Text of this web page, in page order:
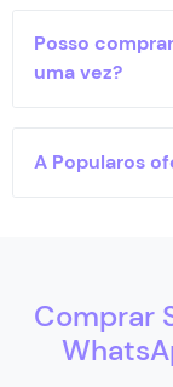
Sim. Além dos
permite
Posso
uma vez?
Sim. Novos
A Popularos
Comprar